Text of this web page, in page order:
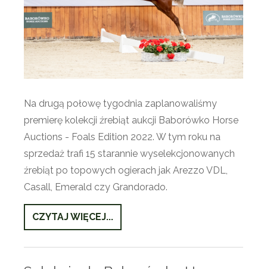
Na drugą połowę tygodnia zaplanowaliśmy
premierę kolekcji źrebiąt aukcji Baborówko Horse
Auctions - Foals Edition 2022. W tym roku na
sprzedaż trafi 15 starannie wyselekcjonowanych
źrebiąt po topowych ogierach jak Arezzo VDL,
Casall, Emerald czy Grandorado.
CZYTAJ WIĘCEJ...